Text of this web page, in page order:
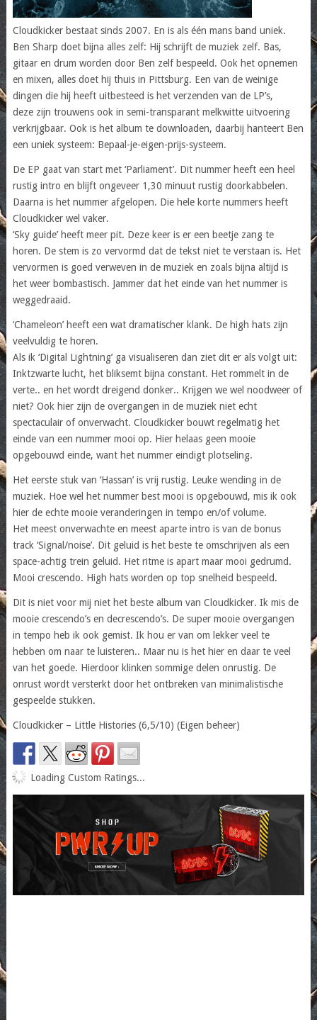
Cloudkicker bestaat sinds 2007. En is als één mans band uniek.
Ben Sharp doet bijna alles zelf: Hij schrijft de muziek zelf. Bas,
gitaar en drum worden door Ben zelf bespeeld. Ook het opnemen
en mixen, alles doet hij thuis in Pittsburg. Een van de weinige
dingen die hij heeft uitbesteed is het verzenden van de LP’s,
deze zijn trouwens ook in semi-transparant melkwitte uitvoering
verkrijgbaar. Ook is het album te downloaden, daarbij hanteert Ben
een uniek systeem: Bepaal-je-eigen-prijs-systeem.
De EP gaat van start met ‘Parliament’. Dit nummer heeft een heel
rustig intro en blijft ongeveer 1,30 minuut rustig doorkabbelen.
Daarna is het nummer afgelopen. Die hele korte nummers heeft
Cloudkicker wel vaker.
‘Sky guide’ heeft meer pit. Deze keer is er een beetje zang te
horen. De stem is zo vervormd dat de tekst niet te verstaan is. Het
vervormen is goed verweven in de muziek en zoals bijna altijd is
het weer bombastisch. Jammer dat het einde van het nummer is
weggedraaid.
‘Chameleon’ heeft een wat dramatischer klank. De high hats zijn
veelvuldig te horen.
Als ik ‘Digital Lightning’ ga visualiseren dan ziet dit er als volgt uit:
Inktzwarte lucht, het bliksemt bijna constant. Het rommelt in de
verte.. en het wordt dreigend donker.. Krijgen we wel noodweer of
niet? Ook hier zijn de overgangen in de muziek niet echt
spectaculair of onverwacht. Cloudkicker bouwt regelmatig het
einde van een nummer mooi op. Hier helaas geen mooie
opgebouwd einde, want het nummer eindigt plotseling.
Het eerste stuk van ‘Hassan’ is vrij rustig. Leuke wending in de
muziek. Hoe wel het nummer best mooi is opgebouwd, mis ik ook
hier de echte mooie veranderingen in tempo en/of volume.
Het meest onverwachte en meest aparte intro is van de bonus
track ‘Signal/noise’. Dit geluid is het beste te omschrijven als een
space-achtig trein geluid. Het ritme is apart maar mooi gedrumd.
Mooi crescendo. High hats worden op top snelheid bespeeld.
Dit is niet voor mij niet het beste album van Cloudkicker. Ik mis de
mooie crescendo’s en decrescendo’s. De super mooie overgangen
in tempo heb ik ook gemist. Ik hou er van om lekker veel te
hebben om naar te luisteren.. Maar nu is het hier en daar te veel
van het goede. Hierdoor klinken sommige delen onrustig. De
onrust wordt versterkt door het ontbreken van minimalistische
gespeelde stukken.
Cloudkicker – Little Histories (6,5/10) (Eigen beheer)
Loading Custom Ratings...